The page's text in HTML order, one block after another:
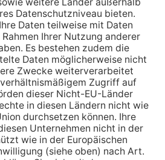
Sie uns weiter
Prämie sichern!
Empfehlen!
ist die Online Marke der
größter Energieversorger in
und im Saarpfalz-Kreis